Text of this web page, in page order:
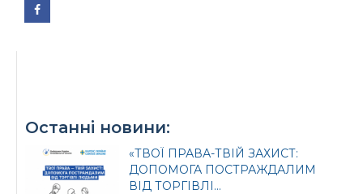
Останні новини:
«ТВОЇ ПРАВА-ТВІЙ ЗАХИСТ:
ДОПОМОГА ПОСТРАЖДАЛИМ
ВІД ТОРГІВЛІ...
Офіційний веб-сайт
Бориспільської РДА
Офіційний веб-сайт
Бориспільської
районної ради